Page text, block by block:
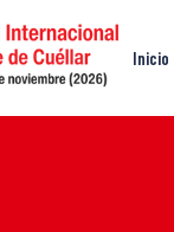
Inicio